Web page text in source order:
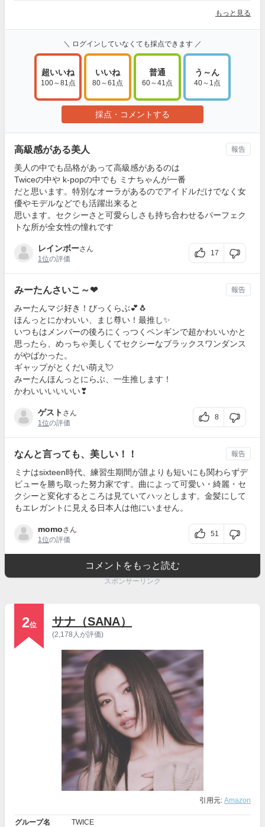
もっと見る
＼ ログインしていなくても採点できます ／
超いいね
100～81点
いいね
80～61点
普通
60～41点
う～ん
40～1点
採点・コメントする
高級感がある美人
美人の中でも品格があって高級感があるのは
Twiceの中や k-popの中でも ミナちゃんが一番
だと思います。特別なオーラがあるのでアイドルだけでなく女
優やモデルなどでも活躍出来ると
思います。セクシーさと可愛らしさも持ち合わせるパーフェク
トな所が全女性の憧れです
レインボーさん
1位の評価
17
報告
みーたんさいこ～❤
みーたんマジ好き！びっくらぶ💕🐧
ほんっとにかわいい、まじ尊い！最推し✨
いつもはメンバーの後ろにくっつくペンギンで超かわいいかと
思ったら、めっちゃ美しくてセクシーなブラックスワンダンス
がやばかった。
ギャップがとくだい萌え💘
みーたんほんっとにらぶ、一生推します！
かわいいいいいい❣
ゲスト さん
1位の評価
8
報告
なんと言っても、美しい！！
ミナはsixteen時代、練習生期間が誰よりも短いにも関わらずデ
ビューを勝ち取った努力家です。曲によって可愛い・綺麗・セ
クシーと変化するところは見ていてハッとします。金髪にして
もエレガントに見える日本人は他にいません。
momoさん
1位の評価
51
報告
コメントをもっと読む
スポンサーリンク
2位 サナ（SANA）
(2,178人が評価)
引用元: Amazon
グループ名
TWICE